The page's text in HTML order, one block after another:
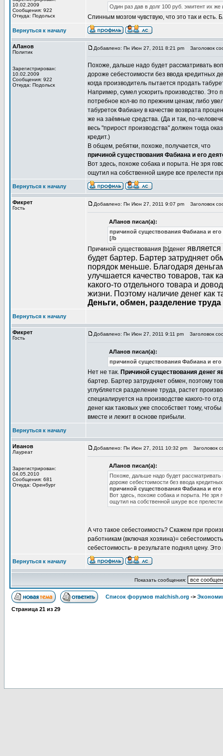
10.02.2009
Сообщения: 922
Откуда: Подольск
Один раз дав в долг 100 руб. эмитент их же
Спинным мозгом чувствую, что это так и есть.
Вернуться к началу
АЛанов
Политик
Зарегистрирован:
10.02.2009
Сообщения: 922
Откуда: Подольск
Добавлено: Пн Июн 27, 2011 8:21 pm Заголовок
Похоже, дальше надо будет рассматривать
дороже себестоимости без ввода кредитных
когда производитель пытается продать
Например, сумел ускорить производство. Это
потребное кол-во по прежним ценам; либо
табуреток Фабиану в качестве возврата
же на заёмные средства. (Да и так, по-
весь "прирост производства" должен тогда
кредит.)
В общем, ребятки, похоже, получается, что
причиной существования Фабиана и его
Вот здесь, похоже собака и порыта. Не зря
ощутил на собственной шкуре все прелести
Вернуться к началу
Фикрет
Гость
Добавлено: Пн Июн 27, 2011 9:07 pm Заголовок
АЛанов писал(а):
причиной существования Фабиана и
[/b
Причиной существования [b]денег
будет бартер. Бартер затрудняет
порядок меньше. Благодаря
улучшается качество товаров, так
какого-то отдельного товара и
жизни. Поэтому наличие денег как
Деньги, обмен, разделение труда
Вернуться к началу
Фикрет
Гость
Добавлено: Пн Июн 27, 2011 9:11 pm Заголовок
АЛанов писал(а):
причиной существования Фабиана и
Нет не так. Причиной существования денег
бартер. Бартер затрудняет обмен, поэтому
углубляется разделение труда, растет
специалируется на производстве какого-то
денег как таковых уже способствет тому,
вместе и лежит в основе прибыли.
Вернуться к началу
Иванов
Лауреат
Зарегистрирован:
04.05.2010
Сообщения: 681
Откуда: Оренбург
Добавлено: Пн Июн 27, 2011 10:32 pm Заголовок
АЛанов писал(а):
Похоже, дальше надо будет
дороже себестоимости без ввода
причиной существования Фабиана и
Вот здесь, похоже собака и порыта. Не зря
ощутил на собственной шкуре все
А что такое себестоимость? Скажем при
работникам (включая хозяина)=
себестоимость- в результате поднял цену.
Вернуться к началу
Показать сообщения:
Список форумов malchish.org ->
Страница 21 из 29